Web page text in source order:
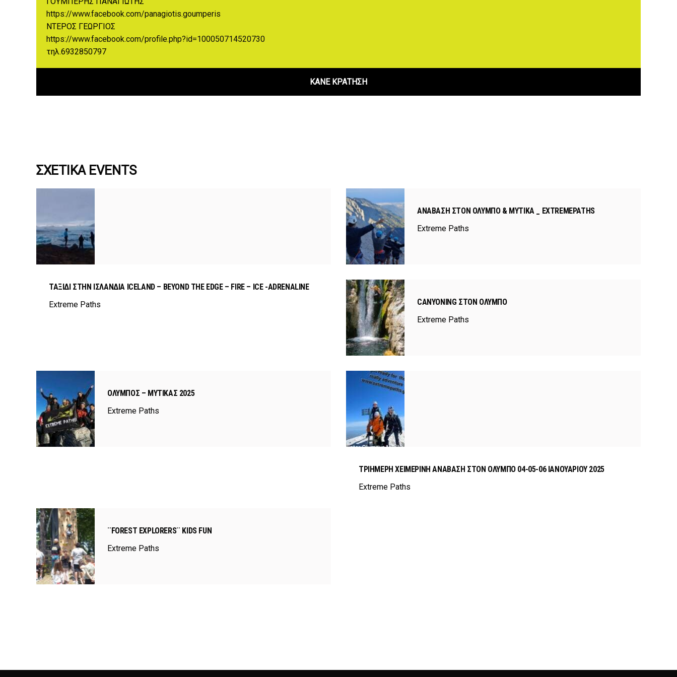
https://www.facebook.com/panagiotis.goumperis
ΝΤΕΡΟΣ ΓΕΩΡΓΙΟΣ
https://www.facebook.com/profile.php?id=100050714520730
τηλ.6932850797
ΚΑΝΕ ΚΡΑΤΗΣΗ
ΣΧΕΤΙΚΆ EVENTS
ΤΑΞΙΔΙ ΣΤΗΝ ΙΣΛΑΝΔΙΑ ICELAND – BEYOND THE EDGE – FIRE – ICE -ADRENALINE
Extreme Paths
ΑΝΆΒΑΣΗ ΣΤΟΝ ΌΛΥΜΠΟ & ΜΎΤΙΚΑ _ EXTREMEPATHS
Extreme Paths
CANYONING ΣΤΟΝ ΌΛΥΜΠΟ
Extreme Paths
ΌΛΥΜΠΟΣ – ΜΎΤΙΚΑΣ 2025
Extreme Paths
ΤΡΙΗΜΕΡΗ ΧΕΙΜΕΡΙΝΗ ΑΝΑΒΑΣΗ ΣΤΟΝ ΟΛΥΜΠΟ 04-05-06 ΙΑΝΟΥΑΡΙΟΥ 2025
Extreme Paths
¨FOREST EXPLORERS¨ KIDS FUN
Extreme Paths